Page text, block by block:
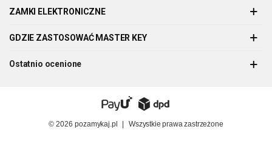
ZAMKI ELEKTRONICZNE
GDZIE ZASTOSOWAĆ MASTER KEY
Ostatnio ocenione
© 2026 pozamykaj.pl Wszystkie prawa zastrzeżone